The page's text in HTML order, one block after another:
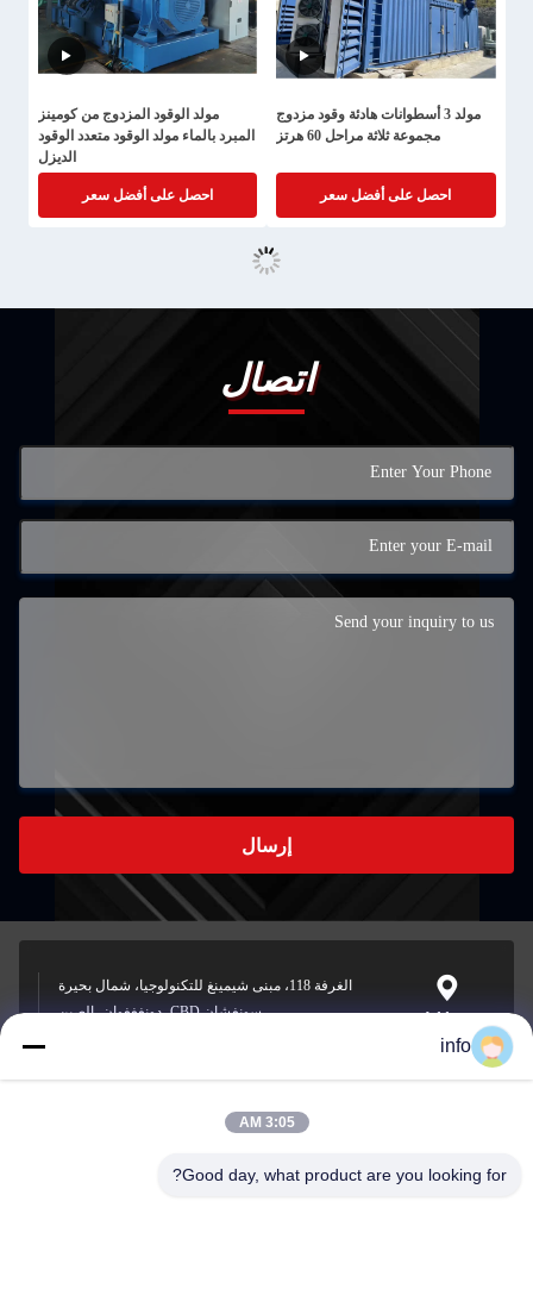
مولد 3 أسطوانات هادئة وقود مزدوج
مجموعة ثلاثة مراحل 60 هرتز
احصل على أفضل سعر
مولد الوقود المزدوج من كومينز
المبرد بالماء مولد الوقود متعدد الوقود
الديزل
احصل على أفضل سعر
اتصال
إرسال
Address
الغرفة 118، مبنى شيمينغ للتكنولوجيا، شمال بحيرة
سونغشان CBD، دونغغغوان، الصين
info@gdpowerplus.com
info
3:05 AM
Good day, what product are you looking for?